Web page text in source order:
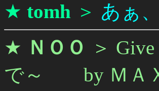
★ tomh ＞ あぁ
★ ＮＯＯ ＞
で～ by ＭＡ